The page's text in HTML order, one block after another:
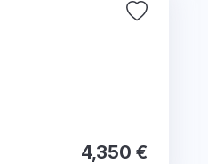
4,350 €